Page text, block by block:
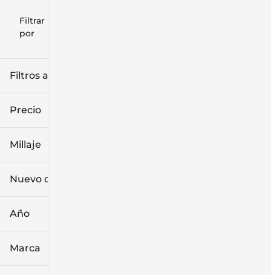
Filtrar
por
Filtros aplicados (1)
Hatchback
Precio
Millaje
Nuevo o usado
Año
Marca